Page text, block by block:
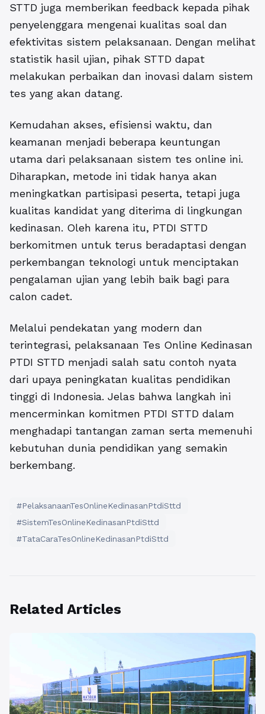
STTD juga memberikan feedback kepada pihak
penyelenggara mengenai kualitas soal dan
efektivitas sistem pelaksanaan. Dengan melihat
statistik hasil ujian, pihak STTD dapat
melakukan perbaikan dan inovasi dalam sistem
tes yang akan datang.
Kemudahan akses, efisiensi waktu, dan
keamanan menjadi beberapa keuntungan
utama dari pelaksanaan sistem tes online ini.
Diharapkan, metode ini tidak hanya akan
meningkatkan partisipasi peserta, tetapi juga
kualitas kandidat yang diterima di lingkungan
kedinasan. Oleh karena itu, PTDI STTD
berkomitmen untuk terus beradaptasi dengan
perkembangan teknologi untuk menciptakan
pengalaman ujian yang lebih baik bagi para
calon cadet.
Melalui pendekatan yang modern dan
terintegrasi, pelaksanaan Tes Online Kedinasan
PTDI STTD menjadi salah satu contoh nyata
dari upaya peningkatan kualitas pendidikan
tinggi di Indonesia. Jelas bahwa langkah ini
mencerminkan komitmen PTDI STTD dalam
menghadapi tantangan zaman serta memenuhi
kebutuhan dunia pendidikan yang semakin
berkembang.
#PelaksanaanTesOnlineKedinasanPtdiSttd
#SistemTesOnlineKedinasanPtdiSttd
#TataCaraTesOnlineKedinasanPtdiSttd
Related Articles